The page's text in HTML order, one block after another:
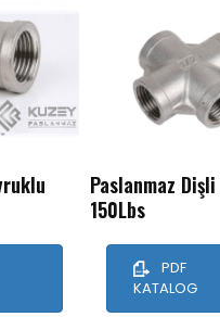
Paslanmaz
150Lbs
PDF
KATALOG